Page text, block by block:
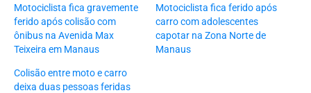
Motociclista fica gravemente
ferido após colisão com
ônibus na Avenida Max
Teixeira em Manaus
Motociclista fica ferido após
carro com adolescentes
capotar na Zona Norte de
Manaus
Colisão entre moto e carro
deixa duas pessoas feridas